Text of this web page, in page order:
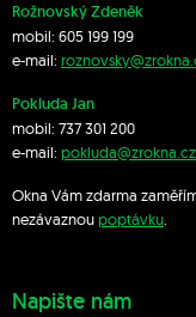
Rožnovský Zdeněk
mobil: 605 199 199
e-mail:
Pokluda Jan
mobil: 737 301 200
e-mail: pokluda@zrokna.cz
Okna Vám zdarma
nezávaznoupoptávku
Napište nám